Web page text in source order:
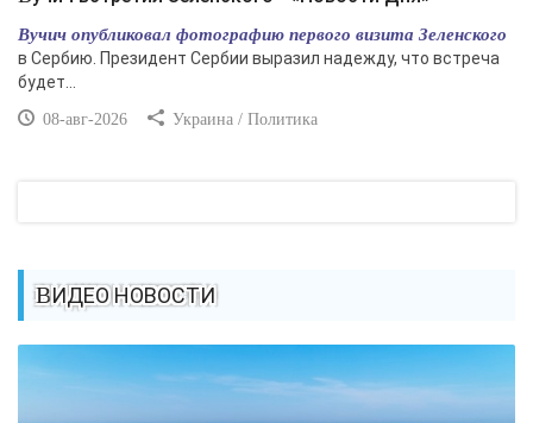
Вучич опубликовал фотографию первого визита Зеленского
в Сербию. Президент Сербии выразил надежду, что встреча
будет...
08-авг-2026 Украина / Политика
ВИДЕО НОВОСТИ